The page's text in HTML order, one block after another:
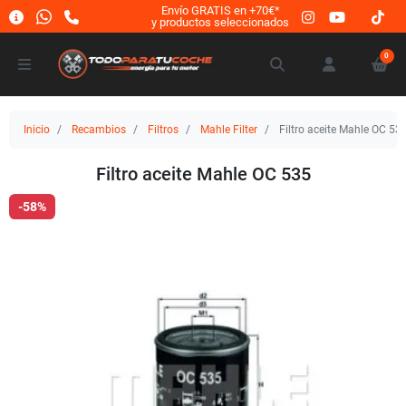
Envío GRATIS en +70€*
y productos seleccionados
0
Inicio Recambios Filtros Mahle Filter Filtro aceite Mahle OC
Filtro aceite Mahle OC 535
-58%